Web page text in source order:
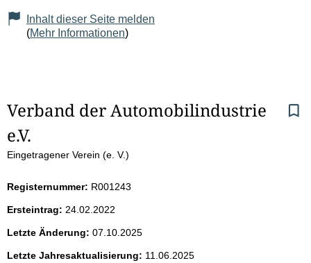
Inhalt dieser Seite melden
(Mehr Informationen)
S
e
t
e
n
Verband der Automobilindustrie
e.V.
Eingetragener Verein (e. V.)
Registernummer: R001243
Ersteintrag: 24.02.2022
Letzte Änderung: 07.10.2025
Letzte Jahresaktualisierung: 11.06.2025